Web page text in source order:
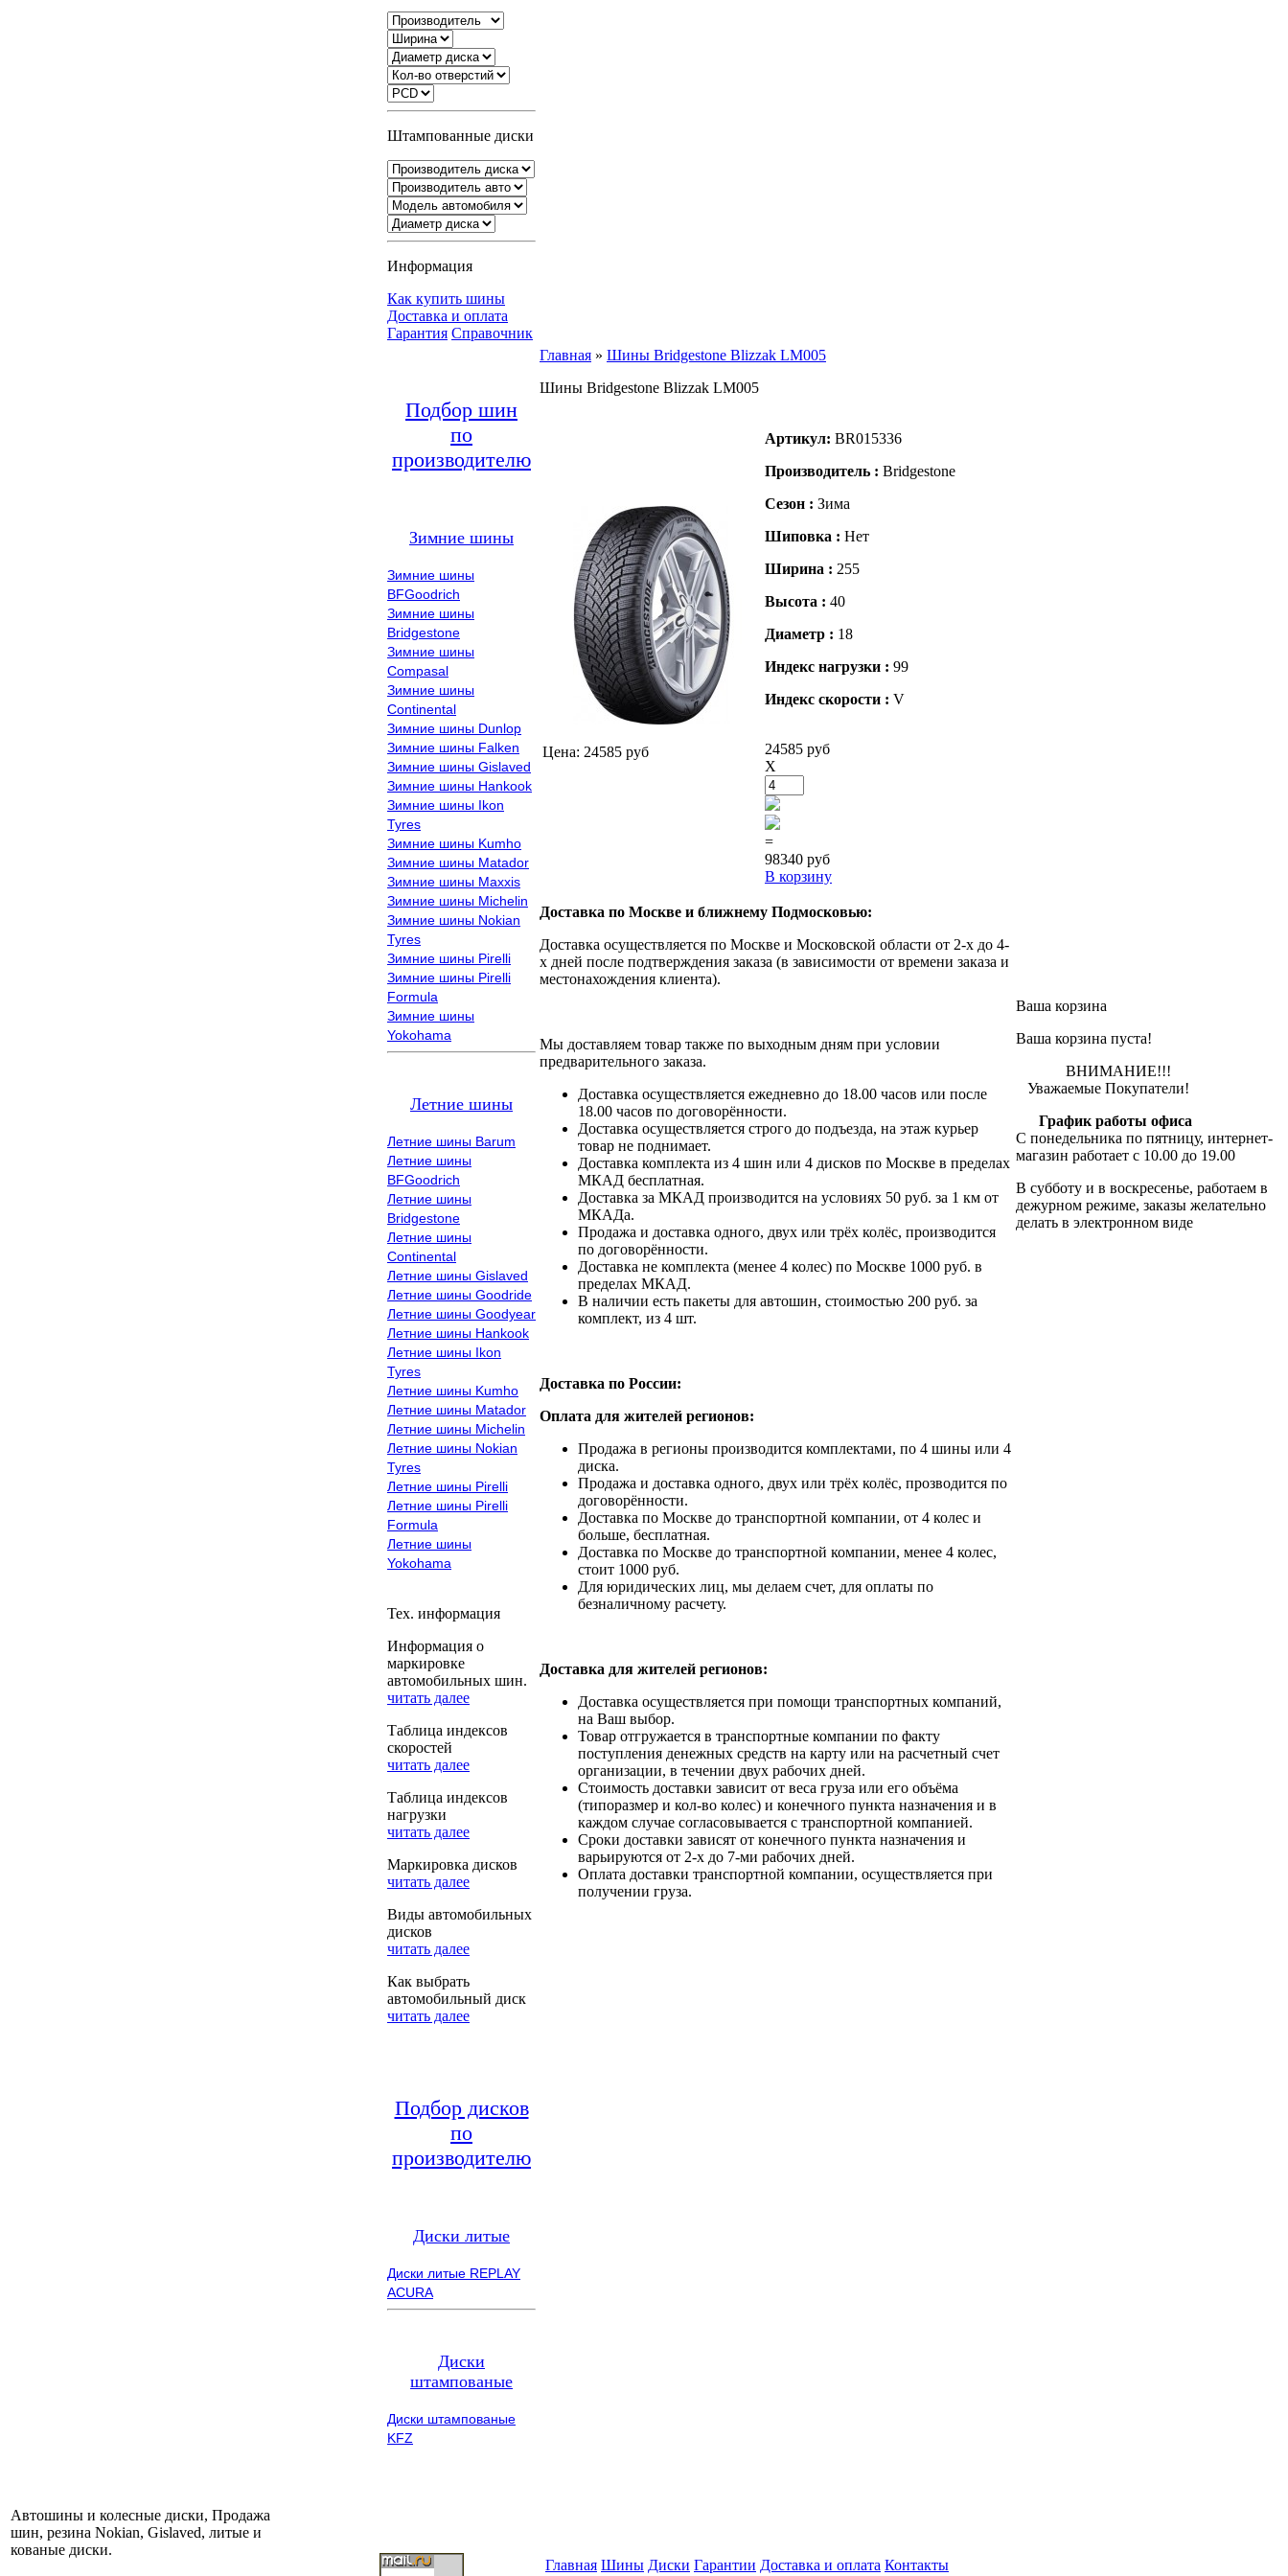
Штампованные диски
Информация
Как купить шины
Доставка и оплата
Гарантия Справочник
Подбор шин
по
производителю
Зимние шины
Зимние шины
BFGoodrich
Зимние шины
Bridgestone
Зимние шины
Compasal
Зимние шины
Continental
Зимние шины Dunlop
Зимние шины Falken
Зимние шины Gislaved
Зимние шины Hankook
Зимние шины Ikon
Tyres
Зимние шины Kumho
Зимние шины Matador
Зимние шины Maxxis
Зимние шины Michelin
Зимние шины Nokian
Tyres
Зимние шины Pirelli
Зимние шины Pirelli
Formula
Зимние шины
Yokohama
Летние шины
Летние шины Barum
Летние шины
BFGoodrich
Летние шины
Bridgestone
Летние шины
Continental
Летние шины Gislaved
Летние шины Goodride
Летние шины Goodyear
Летние шины Hankook
Летние шины Ikon
Tyres
Летние шины Kumho
Летние шины Matador
Летние шины Michelin
Летние шины Nokian
Tyres
Летние шины Pirelli
Летние шины Pirelli
Formula
Летние шины
Yokohama
Тех. информация
Информация о
маркировке
автомобильных шин.
читать далее
Таблица индексов
скоростей
читать далее
Таблица индексов
нагрузки
читать далее
Маркировка дисков
читать далее
Виды автомобильных
дисков
читать далее
Как выбрать
автомобильный диск
читать далее
Подбор дисков
по
производителю
Диски литые
Диски литые REPLAY
ACURA
Диски
штампованые
Диски штампованые
KFZ
Главная » Шины Bridgestone Blizzak LM005
Шины Bridgestone Blizzak LM005
Цена: 24585 руб
Артикул: BR015336
Производитель : Bridgestone
Сезон : Зима
Шиповка : Нет
Ширина : 255
Высота : 40
Диаметр : 18
Индекс нагрузки : 99
Индекс скорости : V
24585 руб
X
=
98340 руб
В корзину
Доставка по Москве и ближнему Подмосковью:
Доставка осуществляется по Москве и Московской области от 2-х до 4-
х дней после подтверждения заказа (в зависимости от времени заказа и
местонахождения клиента).
Мы доставляем товар также по выходным дням при условии
предварительного заказа.
Доставка осуществляется ежедневно до 18.00 часов или после
18.00 часов по договорённости.
Доставка осуществляется строго до подъезда, на этаж курьер
товар не поднимает.
Доставка комплекта из 4 шин или 4 дисков по Москве в пределах
МКАД бесплатная.
Доставка за МКАД производится на условиях 50 руб. за 1 км от
МКАДа.
Продажа и доставка одного, двух или трёх колёс, производится
по договорённости.
Доставка не комплекта (менее 4 колес) по Москве 1000 руб. в
пределах МКАД.
В наличии есть пакеты для автошин, стоимостью 200 руб. за
комплект, из 4 шт.
Доставка по России:
Оплата для жителей регионов:
Продажа в регионы производится комплектами, по 4 шины или 4
диска.
Продажа и доставка одного, двух или трёх колёс, прозводится по
договорённости.
Доставка по Москве до транспортной компании, от 4 колес и
больше, бесплатная.
Доставка по Москве до транспортной компании, менее 4 колес,
стоит 1000 руб.
Для юридических лиц, мы делаем счет, для оплаты по
безналичному расчету.
Доставка для жителей регионов:
Доставка осуществляется при помощи транспортных компаний,
на Ваш выбор.
Товар отгружается в транспортные компании по факту
поступления денежных средств на карту или на расчетный счет
организации, в течении двух рабочих дней.
Стоимость доставки зависит от веса груза или его объёма
(типоразмер и кол-во колес) и конечного пункта назначения и в
каждом случае согласовывается с транспортной компанией.
Сроки доставки зависят от конечного пункта назначения и
варьируются от 2-х до 7-ми рабочих дней.
Оплата доставки транспортной компании, осуществляется при
получении груза.
Ваша корзина
Ваша корзина пуста!
ВНИМАНИЕ!!!
Уважаемые Покупатели!
График работы офиса
С понедельника по пятницу, интернет-
магазин работает с 10.00 до 19.00
В субботу и в воскресенье, работаем в
дежурном режиме, заказы желательно
делать в электронном виде
Автошины и колесные диски, Продажа
шин, резина Nokian, Gislaved, литые и
кованые диски.
Главная Шины Диски Гарантии Доставка и оплата Контакты